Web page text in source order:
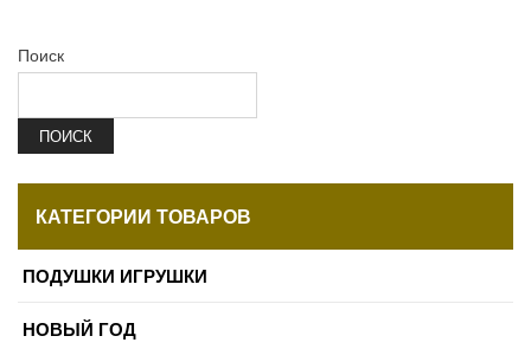
Поиск
ПОИСК
КАТЕГОРИИ ТОВАРОВ
ПОДУШКИ ИГРУШКИ
НОВЫЙ ГОД